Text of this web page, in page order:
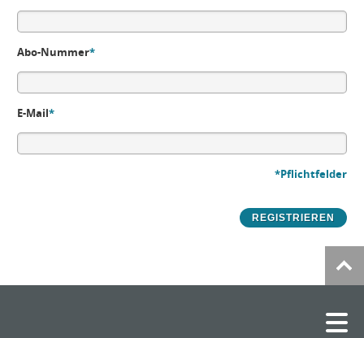
Abo-Nummer*
E-Mail*
*Pflichtfelder